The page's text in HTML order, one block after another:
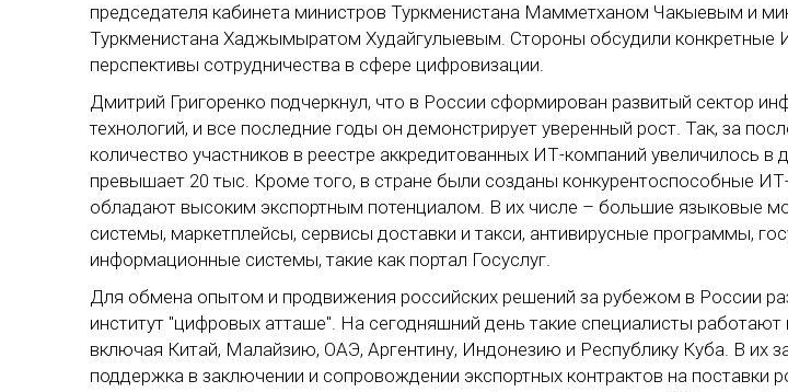
председателя кабинета министров Туркменистана Мамметханом Чакыевым и
Туркменистана Хаджымыратом Худайгулыевым. Стороны обсудили конкретные
перспективы сотрудничества в сфере цифровизации.
Дмитрий Григоренко подчеркнул, что в России сформирован развитый сектор
технологий, и все последние годы он демонстрирует уверенный рост. Так, за
количество участников в реестре аккредитованных ИТ-компаний увеличилось в
превышает 20 тыс. Кроме того, в стране были созданы конкурентоспособные
обладают высоким экспортным потенциалом. В их числе – большие языковые
системы, маркетплейсы, сервисы доставки и такси, антивирусные программы,
информационные системы, такие как портал Госуслуг.
Для обмена опытом и продвижения российских решений за рубежом в России
институт "цифровых атташе". На сегодняшний день такие специалисты работают
включая Китай, Малайзию, ОАЭ, Аргентину, Индонезию и Республику Куба. В их
поддержка в заключении и сопровождении экспортных контрактов на поставки